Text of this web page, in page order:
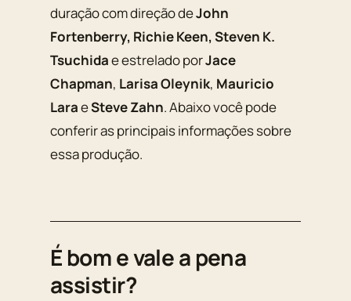
duração com direção deJohn
Fortenberry, Richie Keen, Steven K.
Tsuchidae estrelado porJace
Chapman, Larisa Oleynik, Mauricio
LaraeSteve Zahn. Abaixo você pode
conferir as principais informações sobre
essa produção.
É bom e vale a pena
assistir?